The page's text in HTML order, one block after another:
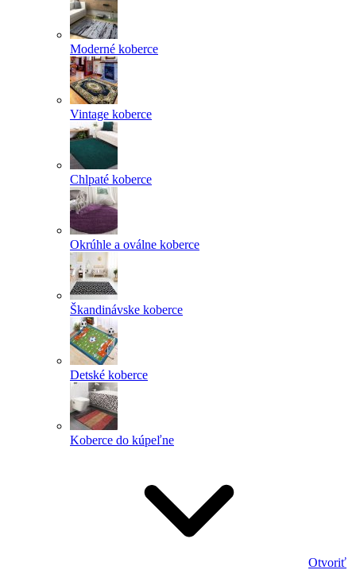
Moderné koberce
Vintage koberce
Chlpaté koberce
Okrúhle a oválne koberce
Škandinávske koberce
Detské koberce
Koberce do kúpeľne
Otvoriť